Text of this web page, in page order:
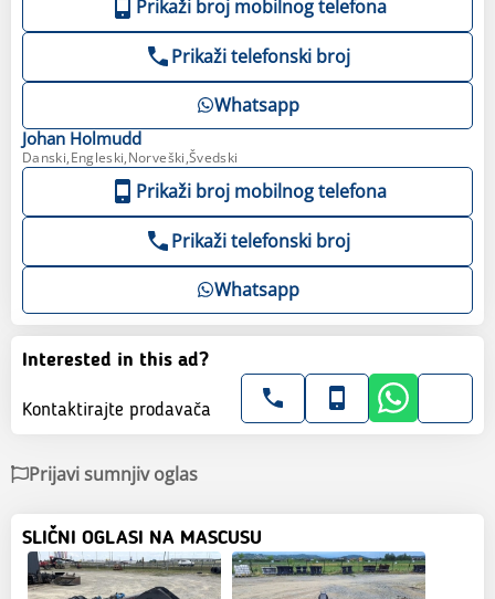
Prikaži broj mobilnog telefona
Prikaži telefonski broj
Whatsapp
Johan Holmudd
Danski,Engleski,Norveški,Švedski
Prikaži broj mobilnog telefona
Prikaži telefonski broj
Whatsapp
Interested in this ad?
Kontaktirajte prodavača
Prijavi sumnjiv oglas
SLIČNI OGLASI NA MASCUSU